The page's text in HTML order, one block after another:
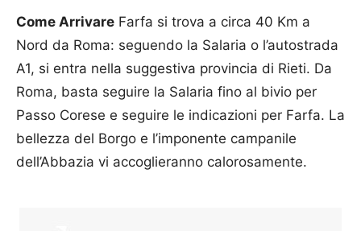
Come Arrivare Farfa si trova a circa 40 Km a
Nord da Roma: seguendo la Salaria o l’autostrada
A1, si entra nella suggestiva provincia di Rieti. Da
Roma, basta seguire la Salaria fino al bivio per
Passo Corese e seguire le indicazioni per Farfa. La
bellezza del Borgo e l’imponente campanile
dell’Abbazia vi accoglieranno calorosamente.